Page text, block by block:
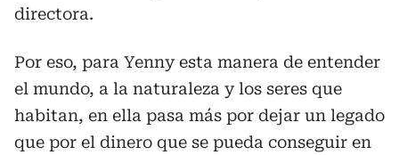
directora.
Por eso, para Yenny esta manera de entender
el mundo, a la naturaleza y los seres que
habitan, en ella pasa más por dejar un legado
que por el dinero que se pueda conseguir en